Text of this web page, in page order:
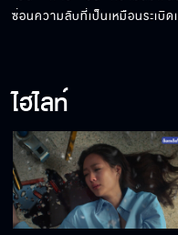
ซ่อนความลับที่เป็นเหมือนระเบิ
ไฮไลท์